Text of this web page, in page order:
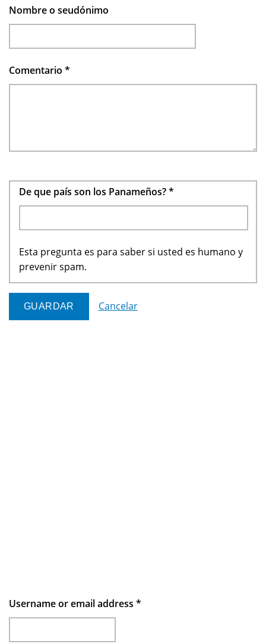
Nombre o seudónimo
Comentario *
De que país son los Panameños?*
Esta pregunta es para saber si usted es humano y
prevenir spam.
Cancelar
Username or email address *